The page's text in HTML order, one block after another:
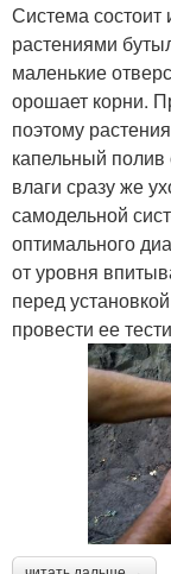
Система состоит
растениями
маленькие
орошает корни.
поэтому
капельный полив
влаги сразу же
самодельной
оптимального
от уровня
перед
провести ее